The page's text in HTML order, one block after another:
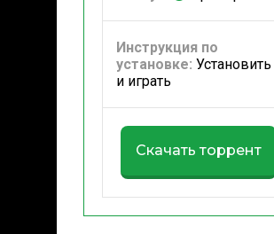
Инструкция по
установке: Установить
и играть
Скачать торрент